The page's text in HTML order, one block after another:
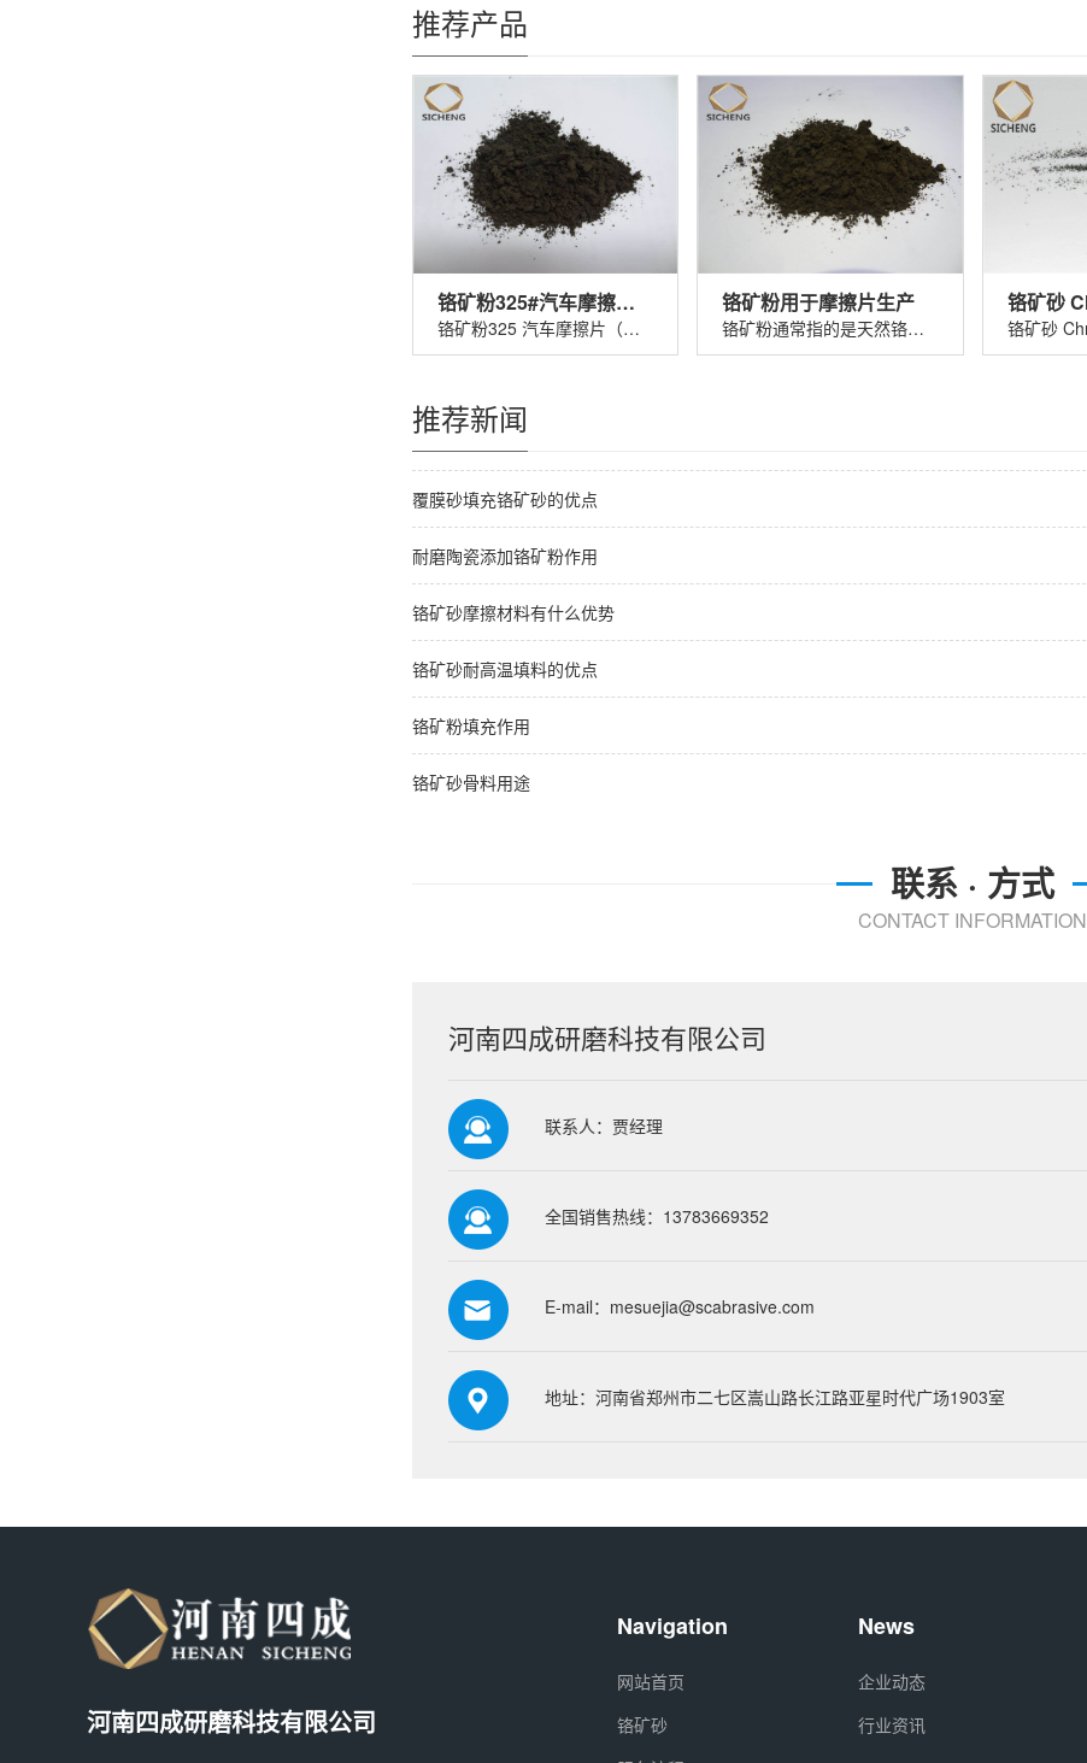
推荐产品
铬矿粉325#汽车摩擦片（刹车片）
铬矿粉325 汽车摩擦片（刹车片）铬矿粉......
铬矿粉用于摩擦片生产
铬矿粉通常指的是天然铬铁矿（主要成分......
推荐新闻
覆膜砂填充铬矿砂的优点
耐磨陶瓷添加铬矿粉作用
铬矿砂摩擦材料有什么优势
铬矿砂耐高温填料的优点
铬矿粉填充作用
铬矿砂骨料用途
联系 · 方式
CONTACT INFORMATION
河南四成研磨科技有限公司
联系人：贾经理
全国销售热线：13783669352
E-mail： mesuejia@scabrasive.com
地址：河南省郑州市二七区嵩山路长江路亚星时代广场1903室
河南四成研磨科技有限公司
Navigation
网站首页
铬矿砂
News
企业动态
行业资讯